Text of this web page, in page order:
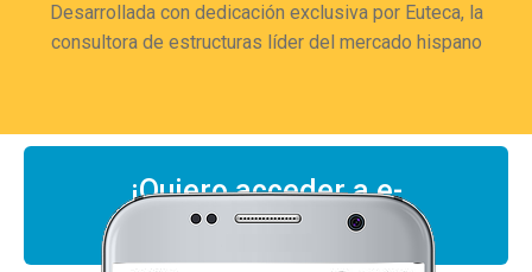
Desarrollada con dedicación exclusiva por Euteca, la
consultora de estructuras líder del mercado hispano
¡Quiero acceder a e-
STRUC!